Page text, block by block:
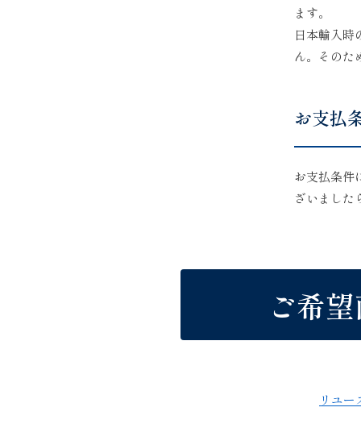
ます。
日本輸入時
ん。そのた
お支払
お支払条件
ざいました
ご希
リユ